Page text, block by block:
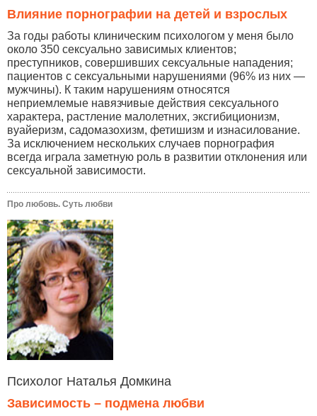
Влияние порнографии на детей и взрослых
За годы работы клиническим психологом у меня было
около 350 сексуально зависимых клиентов;
преступников, совершивших сексуальные нападения;
пациентов с сексуальными нарушениями (96% из них —
мужчины). К таким нарушениям относятся
неприемлемые навязчивые действия сексуального
характера, растление малолетних, эксгибиционизм,
вуайеризм, садомазохизм, фетишизм и изнасилование.
За исключением нескольких случаев порнография
всегда играла заметную роль в развитии отклонения или
сексуальной зависимости.
Про любовь. Суть любви
Психолог Наталья Домкина
Зависимость – подмена любви